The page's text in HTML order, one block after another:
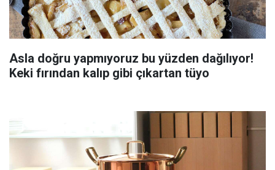
Asla doğru yapmıyoruz bu yüzden dağılıyor!
Keki fırından kalıp gibi çıkartan tüyo